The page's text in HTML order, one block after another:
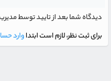
دیدگاه شما بعد از تایید توسط
برای ثبت نظر، لازم است ابتداوارد